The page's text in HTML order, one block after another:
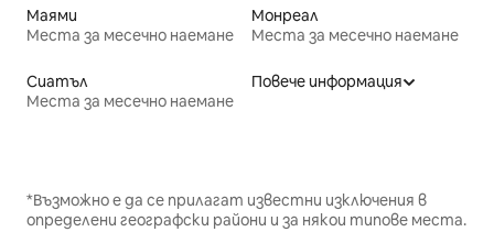
Маями
Места за месечно наемане
Монреал
Места за месечно наемане
Сиатъл
Места за месечно наемане
Повече информация
*Възможно е да се прилагат известни изключения в
определени географски райони и за някои типове места.